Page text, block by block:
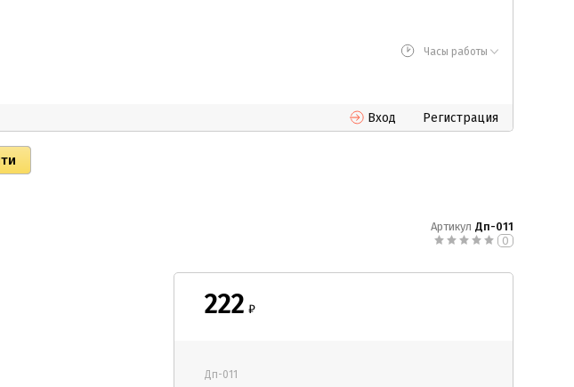
Часы работы
Вход Регистрация
Артикул Дп-011
0
222 ₽
Дп-011